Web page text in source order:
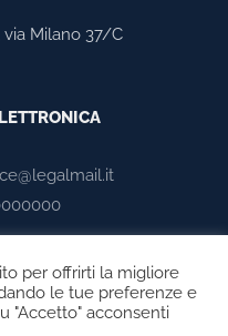
Milano 37/C
per offrirti la migliore
le tue preferenze e
"Accetto" acconsenti